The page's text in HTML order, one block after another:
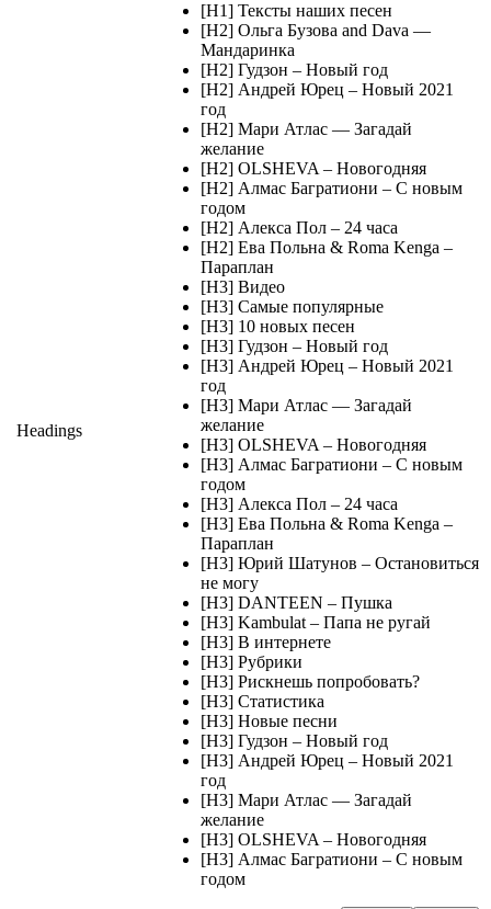
Headings
[H1] Тексты наших песен
[H2] Ольга Бузова and Dava —
Мандаринка
[H2] Гудзон – Новый год
[H2] Андрей Юрец – Новый 2021
год
[H2] Мари Атлас — Загадай
желание
[H2] OLSHEVA – Новогодняя
[H2] Алмас Багратиони – С новым
годом
[H2] Алекса Пол – 24 часа
[H2] Ева Польна & Roma Kenga –
Параплан
[H3] Видео
[H3] Самые популярные
[H3] 10 новых песен
[H3] Гудзон – Новый год
[H3] Андрей Юрец – Новый 2021
год
[H3] Мари Атлас — Загадай
желание
[H3] OLSHEVA – Новогодняя
[H3] Алмас Багратиони – С новым
годом
[H3] Алекса Пол – 24 часа
[H3] Ева Польна & Roma Kenga –
Параплан
[H3] Юрий Шатунов – Остановиться
не могу
[H3] DANTEEN – Пушка
[H3] Kambulat – Папа не ругай
[H3] В интернете
[H3] Рубрики
[H3] Рискнешь попробовать?
[H3] Статистика
[H3] Новые песни
[H3] Гудзон – Новый год
[H3] Андрей Юрец – Новый 2021
год
[H3] Мари Атлас — Загадай
желание
[H3] OLSHEVA – Новогодняя
[H3] Алмас Багратиони – С новым
годом